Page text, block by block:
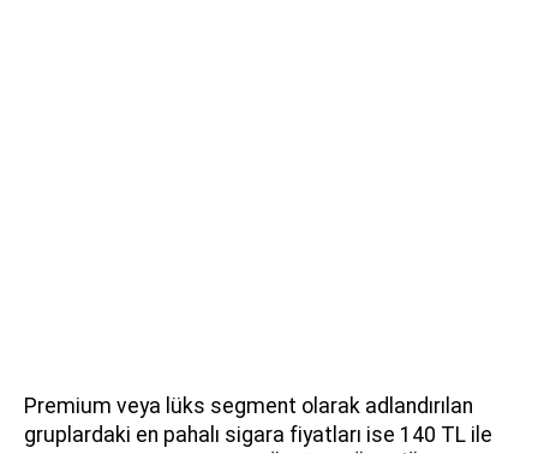
Premium veya lüks segment olarak adlandırılan
gruplardaki en pahalı sigara fiyatları ise 140 TL ile